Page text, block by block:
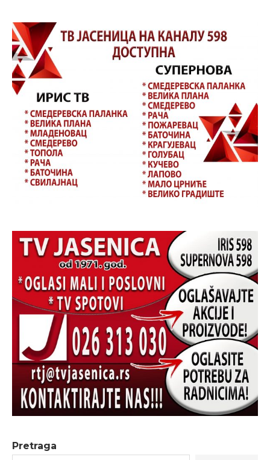
Pretraga